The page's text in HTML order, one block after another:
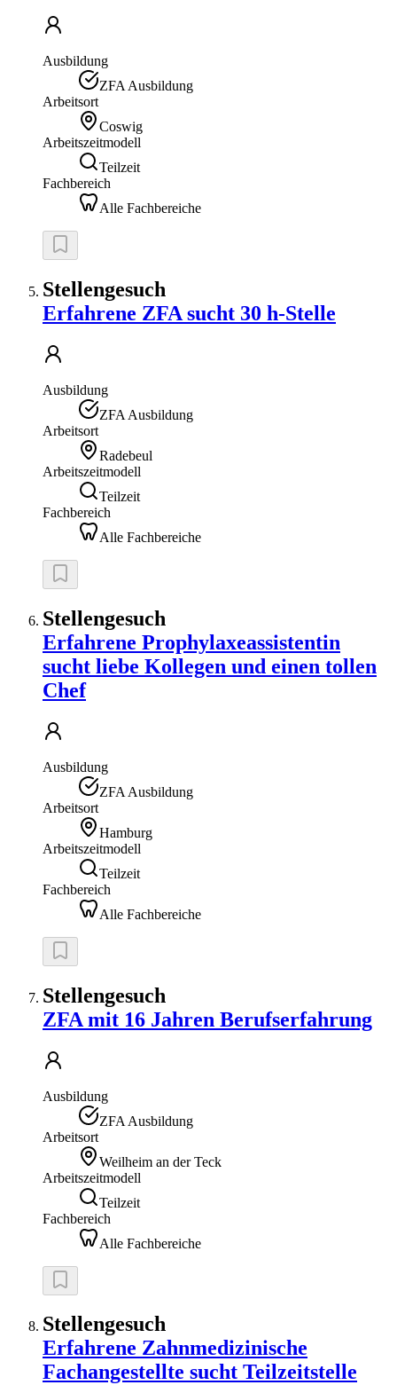
Ausbildung
ZFA Ausbildung
Arbeitsort
Coswig
Arbeitszeitmodell
Teilzeit
Fachbereich
Alle Fachbereiche
Stellengesuch
Erfahrene ZFA sucht 30 h-Stelle
Ausbildung
ZFA Ausbildung
Arbeitsort
Radebeul
Arbeitszeitmodell
Teilzeit
Fachbereich
Alle Fachbereiche
Stellengesuch
Erfahrene Prophylaxeassistentin
sucht liebe Kollegen und einen tollen
Chef
Ausbildung
ZFA Ausbildung
Arbeitsort
Hamburg
Arbeitszeitmodell
Teilzeit
Fachbereich
Alle Fachbereiche
Stellengesuch
ZFA mit 16 Jahren Berufserfahrung
Ausbildung
ZFA Ausbildung
Arbeitsort
Weilheim an der Teck
Arbeitszeitmodell
Teilzeit
Fachbereich
Alle Fachbereiche
Stellengesuch
Erfahrene Zahnmedizinische
Fachangestellte sucht Teilzeitstelle